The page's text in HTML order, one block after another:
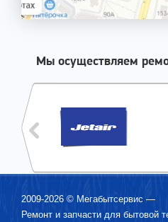
Мы осуществляем
2009-2026 © Мегабытсервис —
Ремонт и запчасти для бытовой